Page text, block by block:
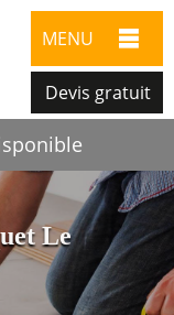
MENU
Devis gratuit
Le